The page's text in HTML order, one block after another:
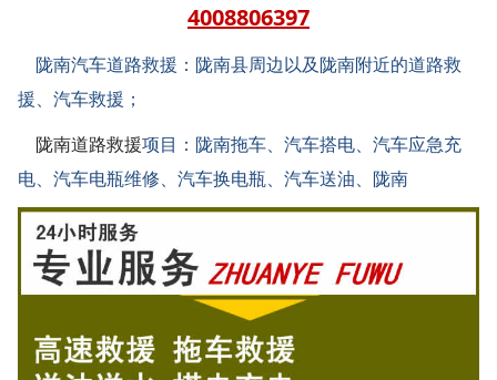
4008806397
陇南汽车道路救援：陇南县周边以及陇南附近的道路救
援、汽车救援；
陇南道路救援项目：陇南拖车、汽车搭电、汽车应急充
电、汽车电瓶维修、汽车换电瓶、汽车送油、陇南